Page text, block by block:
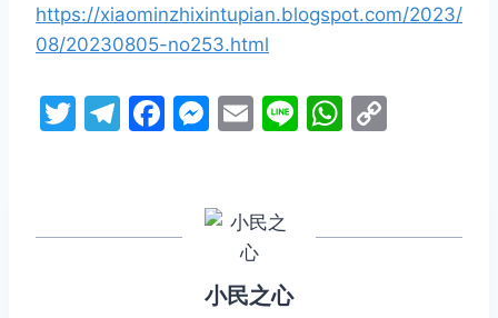
https://xiaominzhixintupian.blogspot.com/2023/
08/20230805-no253.html
T
T
F
M
s
n
E
l
Li W
小民之心